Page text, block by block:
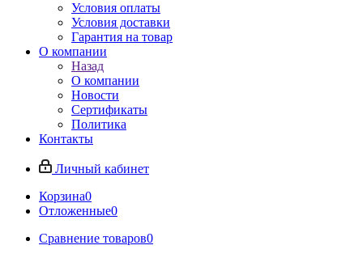
Условия оплаты
Условия доставки
Гарантия на товар
О компании
Назад
О компании
Новости
Сертификаты
Политика
Контакты
Личный кабинет
Корзина0
Отложенные0
Сравнение товаров0